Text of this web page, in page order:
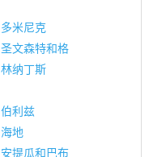
多米尼克
圣文森特和格
林纳丁斯
伯利兹
海地
安提瓜和巴布